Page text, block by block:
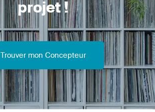
projet !
Trouver mon Concepteur